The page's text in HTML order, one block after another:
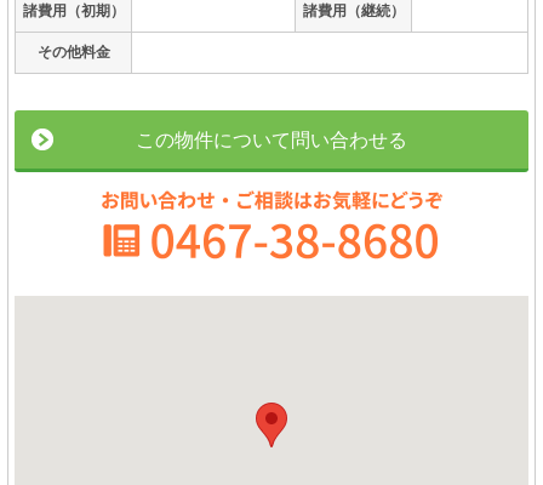
諸費用（初期） 諸費用（継続）
その他料金
この物件について問い合わせる